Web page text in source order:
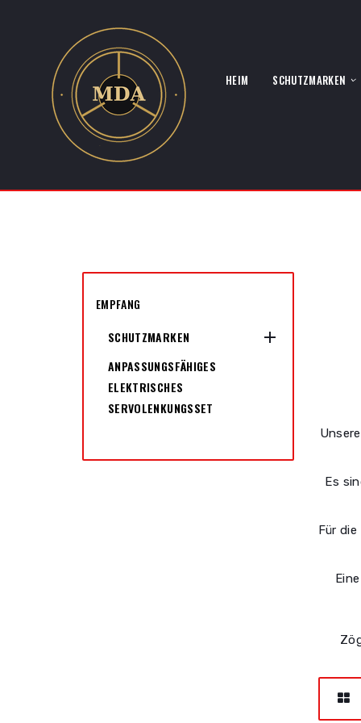
HEIM SCHUTZMARKEN
EMPFANG
SCHUTZMARKEN

ANPASSUNGSFÄHIGES
ELEKTRISCHES
SERVOLENKUNGSSET
Es
Für